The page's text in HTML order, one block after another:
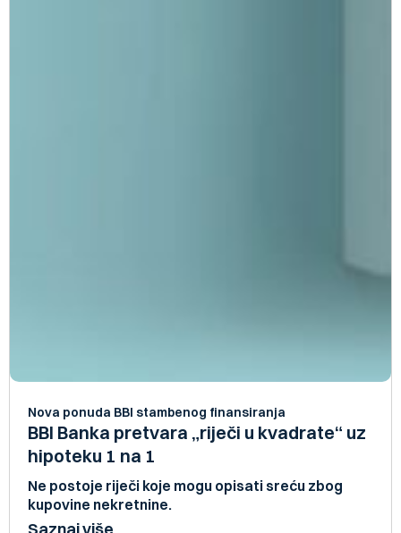
Nova ponuda BBI stambenog finansiranja
BBI Banka pretvara „riječi u kvadrate“ uz
hipoteku 1 na 1
Ne postoje riječi koje mogu opisati sreću zbog
kupovine nekretnine.
Saznaj više